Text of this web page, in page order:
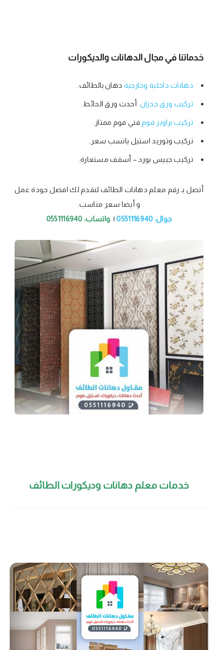
خدماتنا في مجال الدهانات والديكورات
دهانات داخلية وخارجية دهان بالطائف.
تركيب ورق جدران أحدث ورق الحائط.
تركيب براويز فوم فني فوم ممتاز.
تركيب وتوريد استيل يانسب سعر.
تركيب جبيس بورد – أسقف مستعارة.
أتصل بـ رقم معلم دهانات الطائف لنقدم لك افضل جودة عمل
و أيضا سعر مناسب.
جوال: 0551116940
| واتساب: 0551116940
خدمات معلم دهانات وديكورات الطائف